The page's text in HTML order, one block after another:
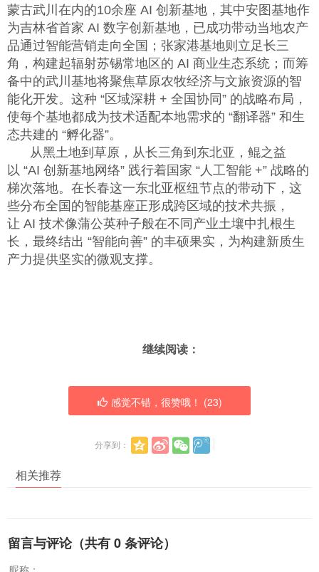
蒙古武川在内的10余座 AI 创新基地，其中安图基地作
为吉林省首家 AI 数字创新基地，已成功带动当地农产
品通过智能营销走向全国；张家港基地则立足长三
角，构建起辐射苏锡常地区的 AI 商业生态系统；而筹
备中的武川基地将聚焦草原农牧经济与文旅资源的智
能化开发。这种 “区域深耕 + 全国协同” 的战略布局，
使每个基地都成为技术适配本地需求的 “翻译器” 和生
态共建的 “孵化器”。
从黑土地到草原，从长三角到东北亚，鲲之益
以 “AI 创新基地网络” 践行着国家 “人工智能 +” 战略的
梯次落地。在长春这一东北亚枢纽节点的带动下，这
些分布全国的智能基座正形成跨区域的技术共振，
让 AI 技术像蒲公英种子般在不同产业土壤中扎根生
长，最终结出 “智能向善” 的丰硕果实，为构建新质生
产力提供坚实的微观支撑。
继续阅读：
感觉不错，很赞哦！ (23)
分享到：
相关推荐
留言与评论（共有0条评论）
昵称：